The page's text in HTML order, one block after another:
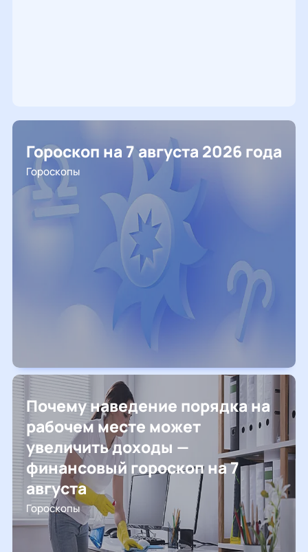
Гороскоп на 7 августа 2026 года
Гороскопы
Почему наведение порядка на
рабочем месте может
увеличить доходы —
финансовый гороскоп на 7
августа
Гороскопы